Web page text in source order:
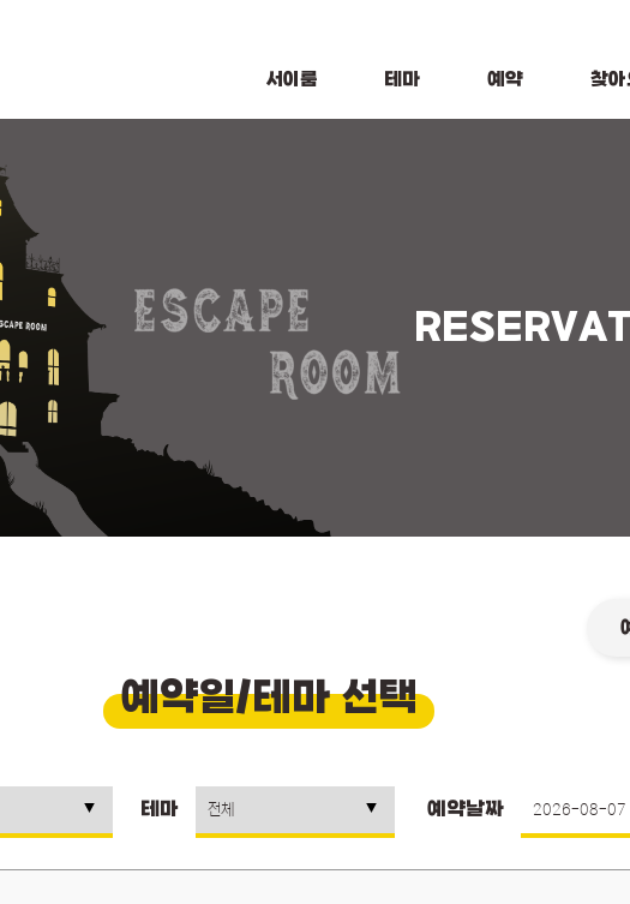
서이룸 테마 예약 찾아
예약일/테마 선택
테마 예약날짜